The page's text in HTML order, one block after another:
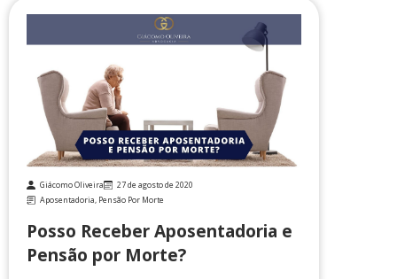
Giácomo Oliveira
27 de agosto de 2020
Aposentadoria, Pensão Por Morte
Posso Receber Aposentadoria e
Pensão por Morte?